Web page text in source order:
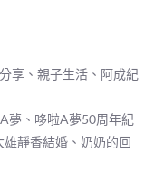
享 、親子生活 、 阿成紀
夢 、 哆啦A夢50周年紀
雄靜香結婚 、 奶奶的回